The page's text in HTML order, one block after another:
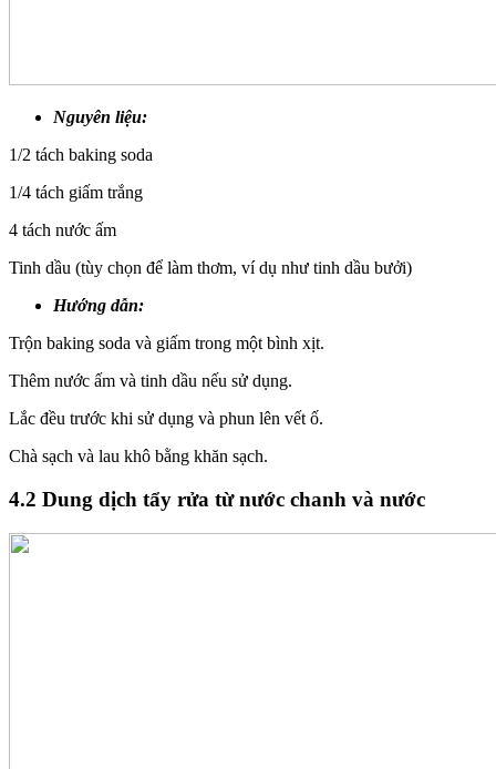
Nguyên liệu:
1/2 tách baking soda
1/4 tách giấm trắng
4 tách nước ấm
Tinh dầu (tùy chọn để làm thơm, ví dụ như tinh dầu bưởi)
Hướng dẫn:
Trộn baking soda và giấm trong một bình xịt.
Thêm nước ấm và tinh dầu nếu sử dụng.
Lắc đều trước khi sử dụng và phun lên vết ố.
Chà sạch và lau khô bằng khăn sạch.
4.2 Dung dịch tẩy rửa từ nước chanh và nước